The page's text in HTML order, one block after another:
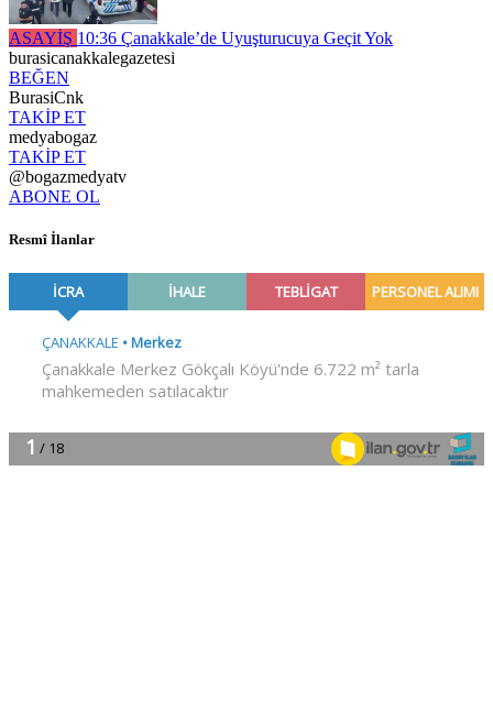
ASAYİŞ 10:36 Çanakkale’de Uyuşturucuya Geçit Yok
burasicanakkalegazetesi
BEĞEN
BurasiCnk
TAKİP ET
medyabogaz
TAKİP ET
@bogazmedyatv
ABONE OL
Resmî İlanlar